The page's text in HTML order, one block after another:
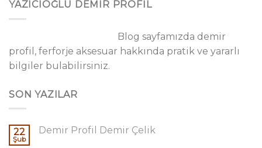
YAZICIOĞLU DEMİR PROFİL
Blog sayfamızda demir
profil, ferforje aksesuar hakkında pratik ve yararlı
bilgiler bulabilirsiniz.
SON YAZILAR
22
Şub
Demir Profil Demir Çelik